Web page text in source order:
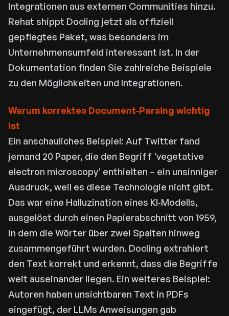
Integrationen aus externen Communities hinzu.
Rehat shippt Docling jetzt als offiziell
gepflegtes Paket, was besonders im
Unternehmensumfeld interessant ist. In der
Dokumentation finden Sie zahlreiche Beispiele
zu den Möglichkeiten und Integrationen.
Warum korrektes Document‑Parsing wichtig
ist
Ein anschauliches Beispiel: Auf Twitter fand
jemand 20 Paper, die den Begriff 'vegetative
electron microscopy' enthielten – ein unsinniger
Ausdruck, weil es diese Technologie nicht gibt.
Das war eine Halluzination eines KI‑Modells,
ausgelöst durch einen Papierabschnitt von 1959,
in dem die Wörter über zwei Spalten hinweg
zusammengeführt wurden. Docling extrahiert
den Text korrekt und erkennt, dass die Begriffe
weit auseinander liegen. Ein weiteres Beispiel:
Autoren haben unsichtbaren Text in PDFs
eingefügt, der LLMs Anweisungen gab